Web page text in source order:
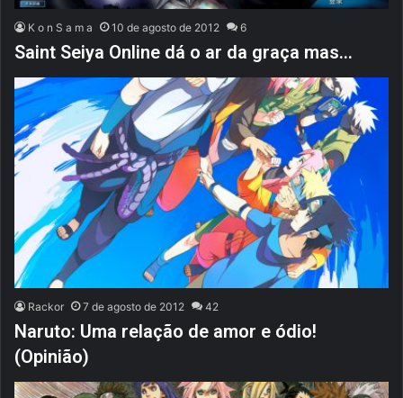
K o n S a m a 10 de agosto de 2012 6
Saint Seiya Online dá o ar da graça mas…
Rackor 7 de agosto de 2012 42
Naruto: Uma relação de amor e ódio!
(Opinião)